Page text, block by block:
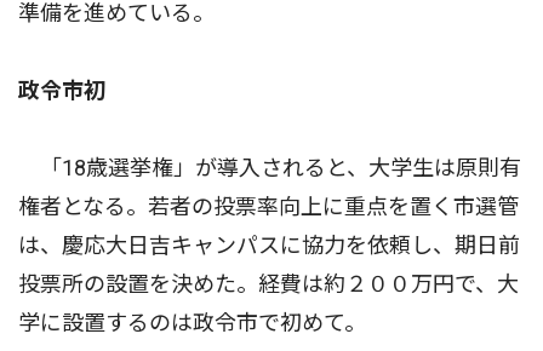
準備を進めている。
政令市初
「18歳選挙権」が導入されると、大学生は原則有
権者となる。若者の投票率向上に重点を置く市選管
は、慶応大日吉キャンパスに協力を依頼し、期日前
投票所の設置を決めた。経費は約２００万円で、大
学に設置するのは政令市で初めて。